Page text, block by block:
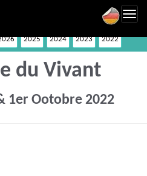
2025 2024 2023 2022
du Vivant
1er Ootobre 2022